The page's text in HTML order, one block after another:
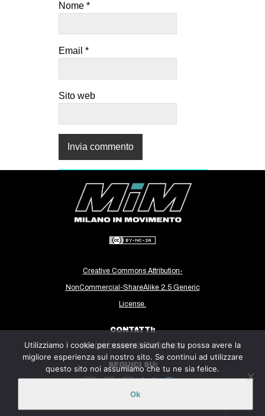
Nome *
Email *
Sito web
Creative Commons Attribution-
NonCommercial-ShareAlike 2.5 Generic
License.
CONTATTI:
milanoinmovimento@gmail.com
SEGUICI SU:
Utilizziamo i cookie per essere sicuri che tu possa avere la
migliore esperienza sul nostro sito. Se continui ad utilizzare
questo sito noi assumiamo che tu ne sia felice.
Ok